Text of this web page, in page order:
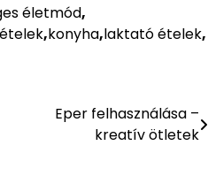
életmód,
,konyha,laktató ételek,
Eper felhasználása –
kreatív ötletek